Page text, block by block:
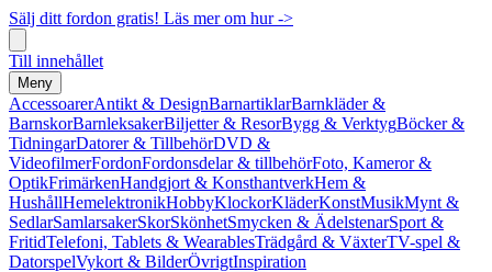
Sälj ditt fordon gratis! Läs mer om hur ->
Till innehållet
Meny
AccessoarerAntikt & DesignBarnartiklarBarnkläder &
BarnskorBarnleksakerBiljetter & ResorBygg & VerktygBöcker &
TidningarDatorer & TillbehörDVD &
VideofilmerFordonFordonsdelar & tillbehörFoto, Kameror &
OptikFrimärkenHandgjort & KonsthantverkHem &
HushållHemelektronikHobbyKlockorKläderKonstMusikMynt &
SedlarSamlarsakerSkorSkönhetSmycken & ÄdelstenarSport &
FritidTelefoni, Tablets & WearablesTrädgård & VäxterTV-spel &
DatorspelVykort & BilderÖvrigtInspiration